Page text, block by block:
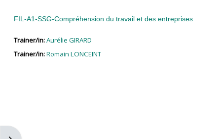
FIL-A1-SSG-Compréhension du travail et des entreprises
Trainer/in:Aurélie GIRARD
Trainer/in:Romain LONCEINT